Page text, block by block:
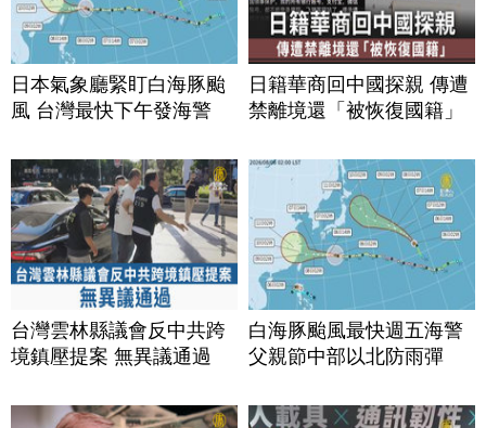
日本氣象廳緊盯白海豚颱
風 台灣最快下午發海警
日籍華商回中國探親 傳遭
禁離境還「被恢復國籍」
台灣雲林縣議會反中共跨
境鎮壓提案 無異議通過
白海豚颱風最快週五海警
父親節中部以北防雨彈